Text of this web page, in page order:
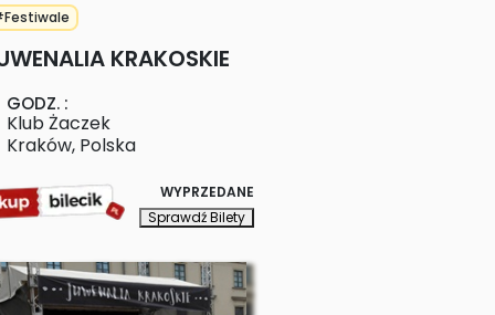
KRAKOSKIE
GODZ. :
Klub Żaczek
Kraków, Polska
WYPRZEDANE
Sprawdź Bilety